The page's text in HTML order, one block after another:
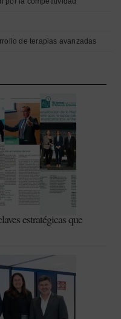
de terapias avanzadas
estratégicas que